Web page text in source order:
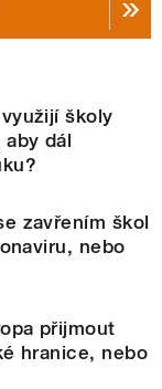
školy
dál
zavřením škol
nebo
přijmout
hranice, nebo